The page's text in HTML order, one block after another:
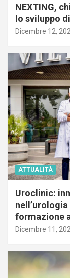
NEXTING,
lo sviluppo
Dicembre 12,
ATTUALITÀ
Uroclinic:
formazione
Dicembre 11,